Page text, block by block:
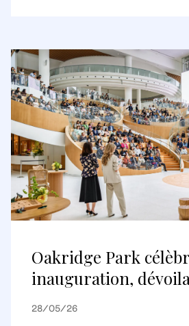
Oakridge Park
inauguration,
grand projet de
28/05/26